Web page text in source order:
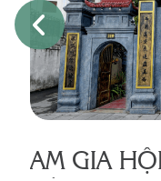
AM GIA